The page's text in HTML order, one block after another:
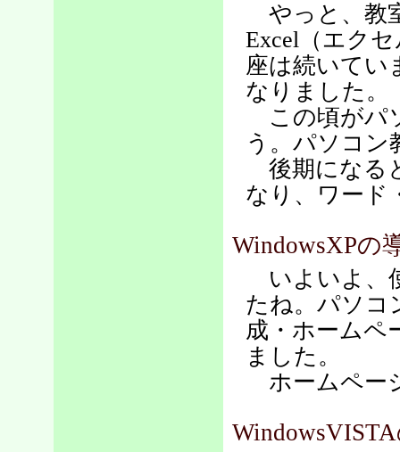
やっと、教
Excel（エク
座は続いてい
なりました。
この頃がパ
う。パソコン
後期になる
なり、ワード
WindowsXPの
いよいよ、
たね。パソコ
成・ホームペ
ました。
ホームペー